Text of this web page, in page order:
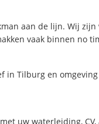
aan de lijn. Wij
vaak binnen no
in Tilburg en omgeving
uw waterleiding, CV,